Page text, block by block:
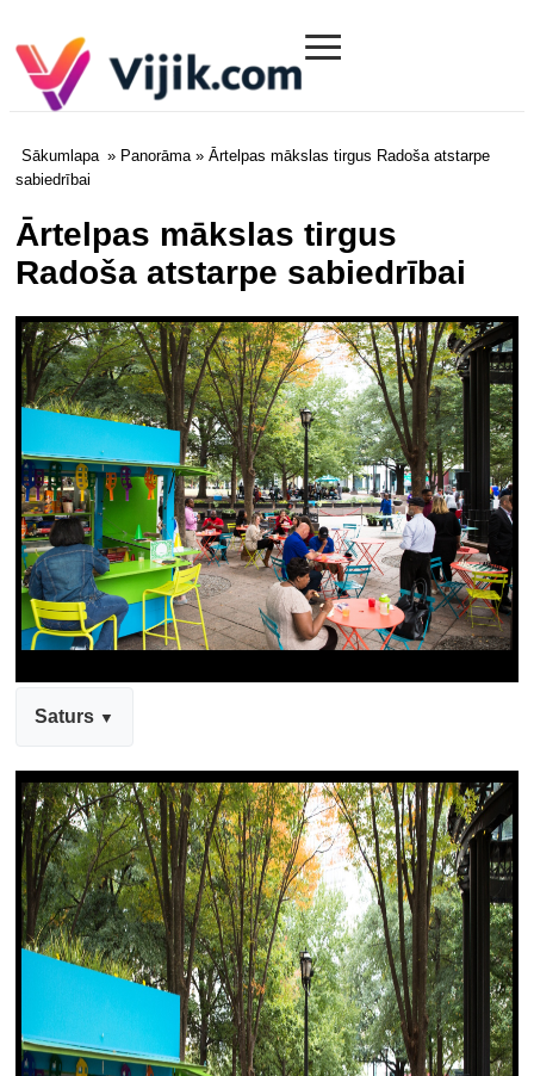
Vijik.com
≡
Sākumlapa » Panorāma» Ārtelpas mākslas tirgus Radoša atstarpe
sabiedrībai
Ārtelpas mākslas tirgus
Radoša atstarpe sabiedrībai
Saturs